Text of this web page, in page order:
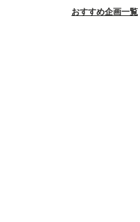
おすすめ企画一覧